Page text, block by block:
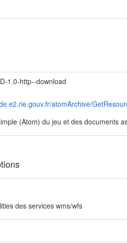
1.0-http--download
atomArchive/
(Atom) du jeu et des documents
des services wms/wfs